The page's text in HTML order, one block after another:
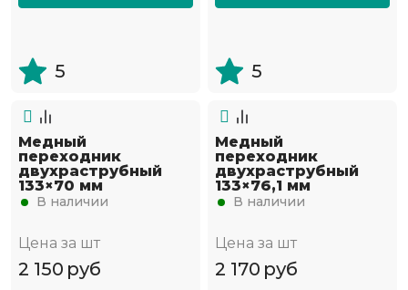
5 5
Медный
переходник
двухраструбный
133×70 мм
В наличии
Цена за шт
2 150 руб
Медный
переходник
двухраструбный
133×76,1 мм
В наличии
Цена за шт
2 170 руб